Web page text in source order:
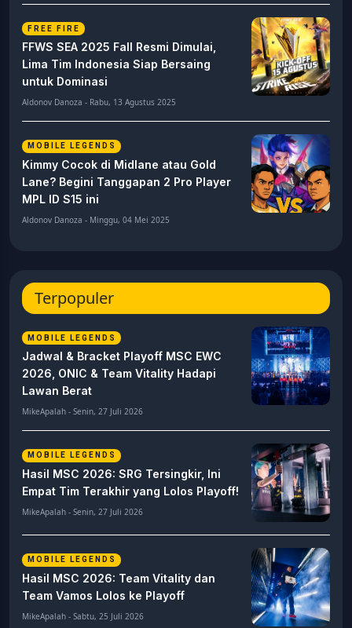
FREE FIRE
FFWS SEA 2025 Fall Resmi Dimulai,
Lima Tim Indonesia Siap Bersaing
untuk Dominasi
Aldonov Danoza - Rabu, 13 Agustus 2025
MOBILE LEGENDS
Kimmy Cocok di Midlane atau Gold
Lane? Begini Tanggapan 2 Pro Player
MPL ID S15 ini
Aldonov Danoza - Minggu, 04 Mei 2025
Terpopuler
MOBILE LEGENDS
Jadwal & Bracket Playoff MSC EWC
2026, ONIC & Team Vitality Hadapi
Lawan Berat
MikeApalah - Senin, 27 Juli 2026
MOBILE LEGENDS
Hasil MSC 2026: SRG Tersingkir, Ini
Empat Tim Terakhir yang Lolos Playoff!
MikeApalah - Senin, 27 Juli 2026
MOBILE LEGENDS
Hasil MSC 2026: Team Vitality dan
Team Vamos Lolos ke Playoff
MikeApalah - Sabtu, 25 Juli 2026